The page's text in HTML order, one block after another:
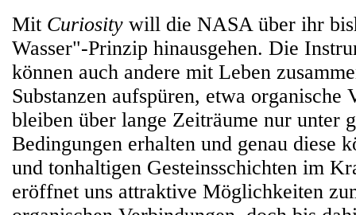
Mit Curiosity will die NASA über ihr
Wasser"-Prinzip hinausgehen. Die
können auch andere mit Leben
Substanzen aufspüren, etwa organische
bleiben über lange Zeiträume nur unter
Bedingungen erhalten und genau diese
und tonhaltigen Gesteinsschichten im
eröffnet uns attraktive Möglichkeiten